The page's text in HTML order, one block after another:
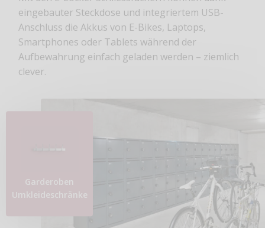
eingebauter Steckdose und integriertem USB-
Anschluss die Akkus von E-Bikes, Laptops,
Smartphones oder Tablets während der
Aufbewahrung einfach geladen werden – ziemlich
clever.
Garderoben
Umkleideschränke